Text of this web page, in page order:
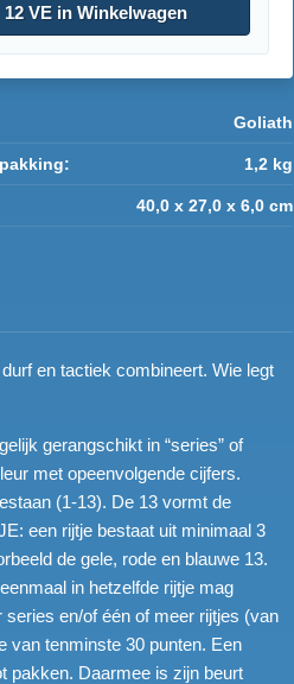
12 VE in Winkelwagen
Goliath
1,2 kg
40,0 x 27,0 x 6,0 cm
en tactiek combineert. Wie legt
gerangschikt in “series” of
met opeenvolgende cijfers.
(1-13). De 13 vormt de
een rijtje bestaat uit minimaal 3
de gele, rode en blauwe 13.
in hetzelfde rijtje mag
en/of één of meer rijtjes (van
van tenminste 30 punten. Een
pakken. Daarmee is zijn beurt